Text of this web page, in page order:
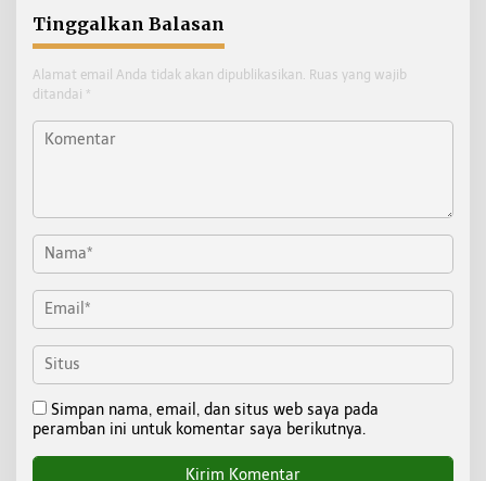
Tinggalkan Balasan
Alamat email Anda tidak akan dipublikasikan. Ruas yang wajib
ditandai *
Simpan nama, email, dan situs web saya pada
peramban ini untuk komentar saya berikutnya.